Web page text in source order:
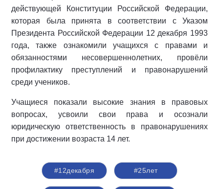
действующей Конституции Российской Федерации,
которая была принята в соответствии с Указом
Президента Российской Федерации 12 декабря 1993
года, также ознакомили учащихся с правами и
обязанностями несовершеннолетних, провёли
профилактику преступлений и правонарушений
среди учеников.
Учащиеся показали высокие знания в правовых
вопросах, усвоили свои права и осознали
юридическую ответственность в правонарушениях
при достижении возраста 14 лет.
#12декабря #25лет